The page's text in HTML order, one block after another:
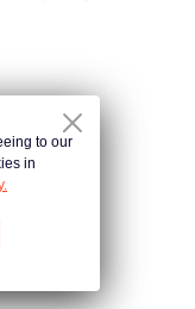
ไป to our
in